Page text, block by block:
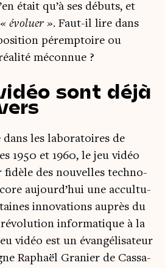
était qu’à ses débuts, et
« évo­luer ». Faut-il lire dans
péremp­toire ou
méconnue ?
sont déjà
dans les labo­ra­toires de
1950 et 1960, le jeu vidéo
fidèle des nou­velles tech­no­
aujourd’hui une accul­tu­
inno­va­tions auprès du
infor­ma­tique à la
vidéo est un évan­gé­li­sa­teur
Raphaël Gra­nier de Cas­sa­